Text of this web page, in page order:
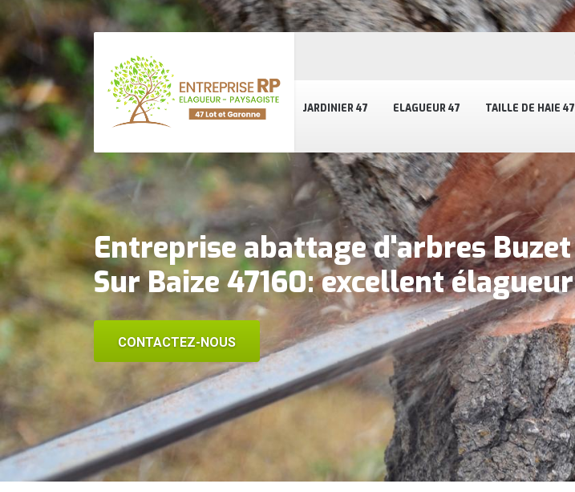
JARDINIER 47 ELAGUEUR 47 TAILLE DE HAIE 47
Entreprise abattage d'arbres Buzet
Sur Baize 47160: excellent élagueur
CONTACTEZ-NOUS